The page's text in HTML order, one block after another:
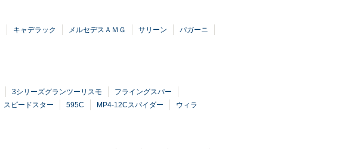
キャデラック メルセデスＡＭＧ サリーン
パガーニ
3シリーズグランツーリスモ
フライングスパー
スピードスター 595C MP4-12Cスパイダー ウィラ